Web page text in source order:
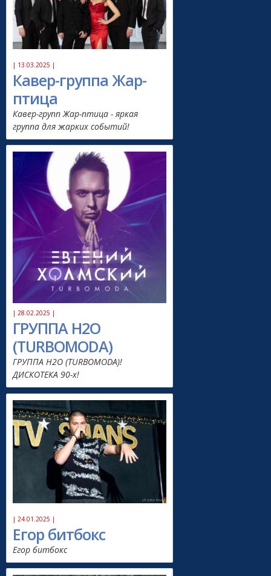
| 13.03.2025 |
Кавер-группа Жар-
птица
Кавер-групп Жар-птица - яркая
группа для жарких событий!
| 28.02.2025 |
ГРУППА H2O
(TURBOMODA)
ГРУППА H2O (TURBOMODA)!
ДИСКОТЕКА 90-х!
| 24.01.2025 |
Егор битбокс
Егор битбокс